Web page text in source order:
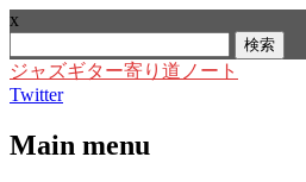
x
索:
ジャズギター寄り道ノート
Twitter
Main menu